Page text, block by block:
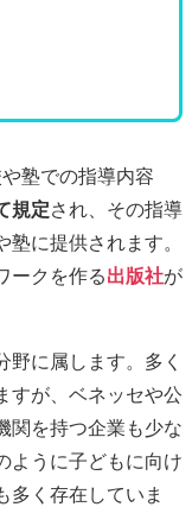
塾での指導内容
規定され、その指導
に提供されます。
ークを作る出版社が
野に属します。多く
すが、ベネッセや公
関を持つ企業も少な
ように子どもに向け
多く存在していま